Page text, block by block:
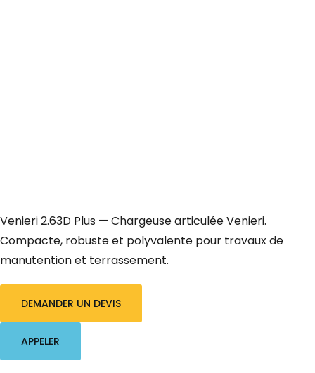
Venieri 2.63D Plus — Chargeuse articulée Venieri.
Compacte, robuste et polyvalente pour travaux de
manutention et terrassement.
DEMANDER UN DEVIS
APPELER